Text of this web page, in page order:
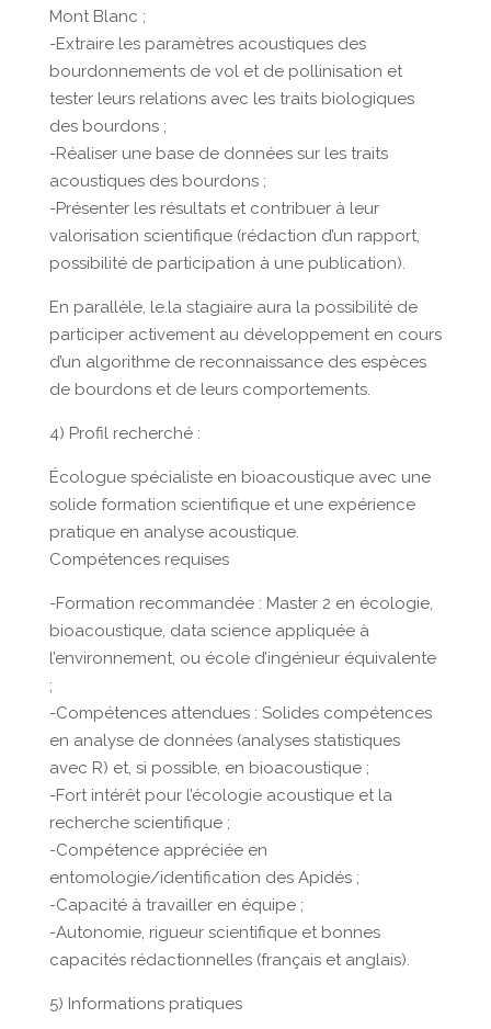
Mont Blanc ;
-Extraire les paramètres acoustiques des
bourdonnements de vol et de pollinisation et
tester leurs relations avec les traits biologiques
des bourdons ;
-Réaliser une base de données sur les traits
acoustiques des bourdons ;
-Présenter les résultats et contribuer à leur
valorisation scientifique (rédaction d’un rapport,
possibilité de participation à une publication).
En parallèle, le.la stagiaire aura la possibilité de
participer activement au développement en cours
d’un algorithme de reconnaissance des espèces
de bourdons et de leurs comportements.
4) Profil recherché :
Écologue spécialiste en bioacoustique avec une
solide formation scientifique et une expérience
pratique en analyse acoustique.
Compétences requises
-Formation recommandée : Master 2 en écologie,
bioacoustique, data science appliquée à
l’environnement, ou école d’ingénieur équivalente
;
-Compétences attendues : Solides compétences
en analyse de données (analyses statistiques
avec R) et, si possible, en bioacoustique ;
-Fort intérêt pour l’écologie acoustique et la
recherche scientifique ;
-Compétence appréciée en
entomologie/identification des Apidés ;
-Capacité à travailler en équipe ;
-Autonomie, rigueur scientifique et bonnes
capacités rédactionnelles (français et anglais).
5) Informations pratiques